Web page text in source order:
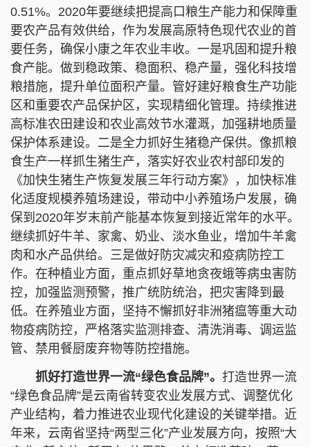
0.51%。2020年要继续把提高口粮生产能力和保障重
要农产品有效供给，作为发展高原特色现代农业的首
要任务，确保小康之年农业丰收。一是巩固和提升粮
食产能。做到稳政策、稳面积、稳产量，强化科技增
粮措施，提升单位面积产量。管好建好粮食生产功能
区和重要农产品保护区，实现精细化管理。持续推进
高标准农田建设和农业高效节水灌溉，加强耕地质量
保护体系建设。二是全力抓好生猪稳产保供。像抓粮
食生产一样抓生猪生产，落实好农业农村部印发的
《加快生猪生产恢复发展三年行动方案》，加快标准
化适度规模养殖场建设，带动中小养殖场户发展，确
保到2020年岁末前产能基本恢复到接近常年的水平。
继续抓好牛羊、家禽、奶业、淡水鱼业，增加牛羊禽
肉和水产品供给。三是做好防灾减灾和疫病防控工
作。在种植业方面，重点抓好草地贪夜蛾等病虫害防
控，加强监测预警，推广统防统治，把灾害降到最
低。在养殖业方面，坚持不懈抓好非洲猪瘟等重大动
物疫病防控，严格落实监测排查、清洗消毒、调运监
管、禁用餐厨废弃物等防控措施。
抓好打造世界一流“绿色食品牌”。 打造世界一流
“绿色食品牌”是云南省转变农业发展方式、调整优化
产业结构，着力推进农业现代化建设的关键举措。近
年来，云南省坚持“两型三化”产业发展方向，按照“大